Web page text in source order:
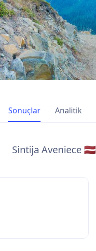
Sonuçlar Analitik
Sintija Aveniece 🇱🇻